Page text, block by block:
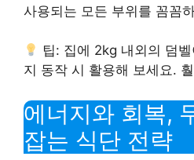
사용되는 모든 부위를 꼼꼼
팁: 집에 2kg 내외의 덤
지 동작 시 활용해 보세요.
에너지와 회복,
잡는 식단 전략